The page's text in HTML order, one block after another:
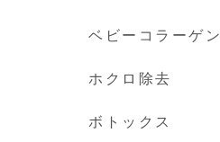
ベビーコラーゲン
ホクロ除去
ボトックス